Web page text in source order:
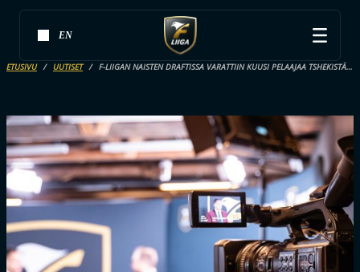
EN
ETUSIVU UUTISET F-LIIGAN NAISTEN DRAFTISSA VARATTIIN KUUSI PELAAJAA TSHEKISTÄ – YKKÖSNIMENÄ TÄNÄ VUONNA LINDA FUCHSOVA